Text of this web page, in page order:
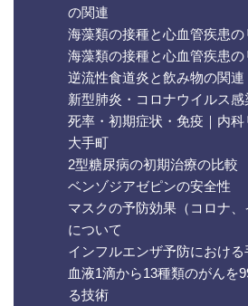
の関連
海藻類の接種と心血管疾患の
海藻類の接種と心血管疾患の
逆流性食道炎と飲み物の関連
新型肺炎・コロナウイルス
死率・初期症状・免疫｜内
大手町
2型糖尿病の初期治療の比較
ベンゾジアゼピンの安全性
マスクの予防効果（コロナ、
について
インフルエンザ予防における
血液1滴から13種類のがんを
る技術